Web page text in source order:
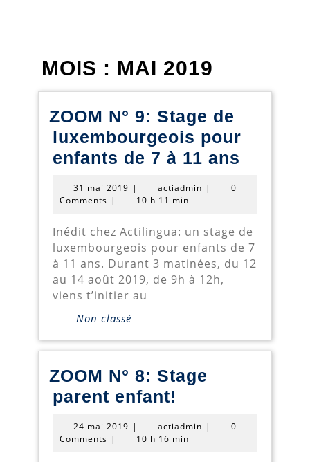
MOIS : MAI 2019
ZOOM N° 9: Stage de
luxembourgeois pour
enfants de 7 à 11 ans
de
7
31 mai 2019 31
mai
| actiadmin actiadmin
|
0
Comments | 10 h 11 min
Inédit chez Actilingua: un stage de
luxembourgeois pour enfants de 7
à 11 ans. Durant 3 matinées, du 12
au 14 août 2019, de 9h à 12h,
viens t’initier au
Non classé
ZOOM N° 8: Stage
parent enfant!
8:
24 mai 2019 24
mai
| actiadmin actiadmin
|
0
Comments | 10 h 16 min